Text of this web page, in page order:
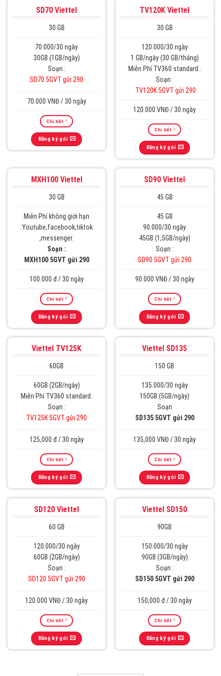
SD70 Viettel
30 GB
70.000/30 ngày
30GB (1GB/ngày)
Soạn :
SD70 5GVT gửi 290
70.000 VNĐ / 30 ngày
Chi tiết
Đăng ký gói
TV120K Viettel
30 GB
120.000/30 ngày
1 GB/ngày (30 GB/tháng)
Miễn Phí TV360 standard..
Soạn :
TV120K 5GVT gửi 290
120.000 VNĐ / 30 ngày
Chi tiết
Đăng ký gói
MXH100 Viettel
30 GB
Miễn Phí không giới hạn
:Youtube,facebook,tiktok
,messenger.
Soạn :
MXH100 5GVT gửi 290
100.000 đ / 30 ngày
Chi tiết
Đăng ký gói
SD90 Viettel
45 GB
45 GB
90.000/30 ngày
45GB (1,5GB/ngày)
Soạn :
SD90 5GVT gửi 290
90.000 VNĐ / 30 ngày
Chi tiết
Đăng ký gói
Viettel TV125K
60GB
60GB (2GB/ngày)
Miễn Phí TV360 standard.
Soạn :
TV125K 5GVT gửi 290
125,000 đ / 30 ngày
Chi tiết
Đăng ký gói
Viettel SD135
150 GB
135.000/30 ngày
150GB (5GB/ngày)
Soạn
SD135 5GVT gửi 290
135,000 VNĐ / 30 ngày
Chi tiết
Đăng ký gói
SD120 Viettel
60 GB
120.000/30 ngày
60GB (2GB/ngày)
Soạn :
SD120 5GVT gửi 290
120.000 VNĐ / 30 ngày
Chi tiết
Đăng ký gói
Viettel SD150
90GB
150.000/30 ngày
90GB (3GB/ngày)
Soạn :
SD150 5GVT gửi 290
150,000 đ / 30 ngày
Chi tiết
Đăng ký gói